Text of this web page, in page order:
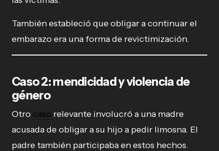
También estableció que obligar a continuar el
embarazo era una forma de revictimización.
Caso 2: mendicidad y violencia de
género
Otro caso relevante involucró a una madre
acusada de obligar a su hijo a pedir limosna. El
padre también participaba en estos hechos.